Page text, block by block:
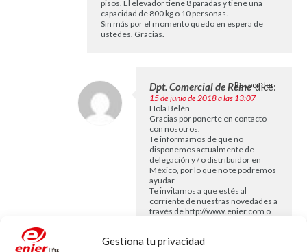
Gestiona tu privacidad
pisos. El elevador tiene 8 paradas y tiene una
capacidad de 800 kg o 10 personas.
Sin más por el momento quedo en espera de
ustedes. Gracias.
Dpt. Comercial de Reine dice:
15 de junio de 2018 a las 13:07
Hola Belén
Gracias por ponerte en contacto
con nosotros.
Te informamos de que no
disponemos actualmente de
delegación y / o distribuidor en
México, por lo que no te podremos
ayudar.
Te invitamos a que estés al
corriente de nuestras novedades a
través dehttp://www.enier.com o
¡saludos!
Responder